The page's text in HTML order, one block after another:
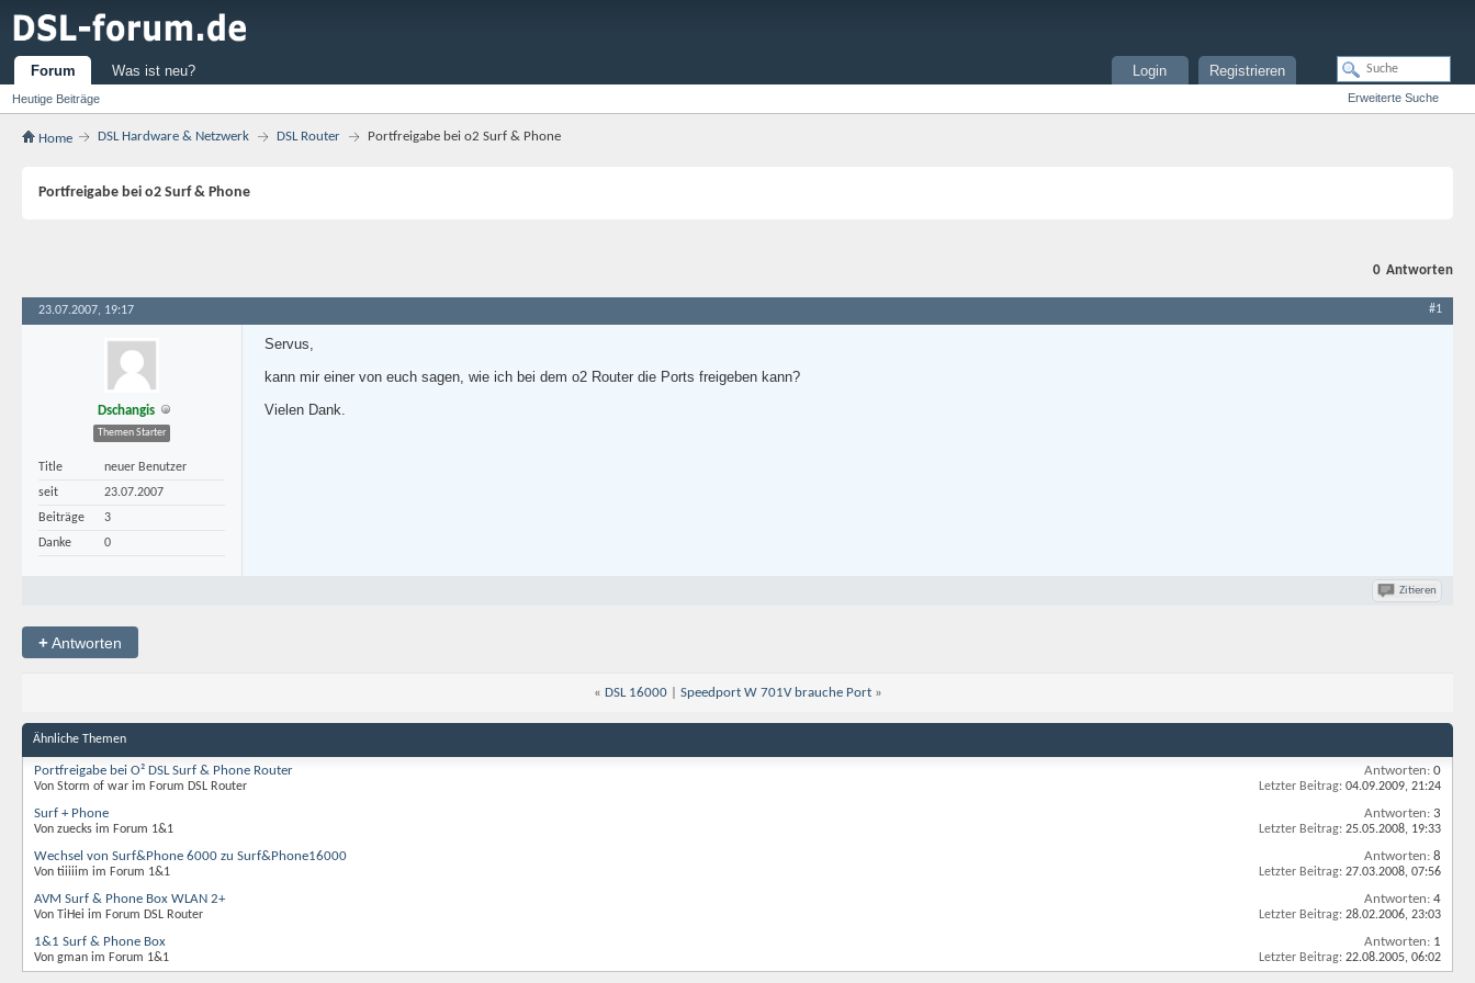
Forum
Heutige Beiträge
Was ist neu? Registrieren
Login
Erweiterte Suche
Home DSL Hardware & Netzwerk DSL Router Portfreigabe bei o2 Surf & Phone
Portfreigabe bei o2 Surf & Phone
0 Antworten
23.07.2007, 19:17 #1
Dschangis
Themen Starter
Title
neuer Benutzer
seit
23.07.2007
Beiträge
3
Danke
0
Servus,
kann mir einer von euch sagen, wie ich bei dem o2 Router die Ports freigeben kann?
Vielen Dank.
Zitieren
+Antworten
« DSL 16000| Speedport W 701V brauche Port »
Ähnliche Themen
Portfreigabe bei O² DSL Surf & Phone Router
Von Storm of war im Forum DSL Router
Antworten: 0
Letzter Beitrag: 04.09.2009, 21:24
Surf + Phone
Von zuecks im Forum 1&1
Antworten: 3
Letzter Beitrag: 25.05.2008, 19:33
Wechsel von Surf&Phone 6000 zu Surf&Phone16000
Von tiiiiim im Forum 1&1
Antworten: 8
Letzter Beitrag: 27.03.2008, 07:56
AVM Surf & Phone Box WLAN 2+
Von TiHei im Forum DSL Router
Antworten: 4
Letzter Beitrag: 28.02.2006, 23:03
1&1 Surf & Phone Box
Von gman im Forum 1&1
Antworten: 1
Letzter Beitrag: 22.08.2005, 06:02